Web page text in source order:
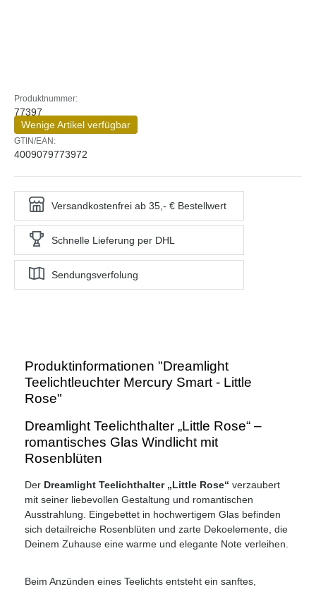
Produktnummer:
77397
Wenige Artikel verfügbar
GTIN/EAN:
4009079773972
Versandkostenfrei ab 35,- € Bestellwert
Schnelle Lieferung per DHL
Sendungsverfolung
Produktinformationen "Dreamlight
Teelichtleuchter Mercury Smart - Little
Rose"
Dreamlight Teelichthalter „Little Rose“ –
romantisches Glas Windlicht mit
Rosenblüten
Der Dreamlight Teelichthalter „Little Rose“ verzaubert
mit seiner liebevollen Gestaltung und romantischen
Ausstrahlung. Eingebettet in hochwertigem Glas befinden
sich detailreiche Rosenblüten und zarte Dekoelemente, die
Deinem Zuhause eine warme und elegante Note verleihen.
Beim Anzünden eines Teelichts entsteht ein sanftes,